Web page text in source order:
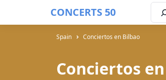
CONCERTS 50
Spain Conciertos en Bilbao
Conciertos